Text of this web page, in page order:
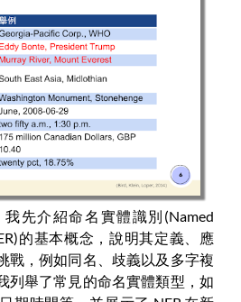
先介紹命名實體識別(Named
的基本概念，說明其定義、應
戰，例如同名、歧義以及多字複
列舉了常見的命名實體類型，如